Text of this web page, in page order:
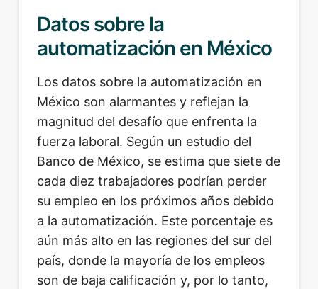
Datos sobre la
automatización en México
Los datos sobre la automatización en
México son alarmantes y reflejan la
magnitud del desafío que enfrenta la
fuerza laboral. Según un estudio del
Banco de México, se estima que siete de
cada diez trabajadores podrían perder
su empleo en los próximos años debido
a la automatización. Este porcentaje es
aún más alto en las regiones del sur del
país, donde la mayoría de los empleos
son de baja calificación y, por lo tanto,